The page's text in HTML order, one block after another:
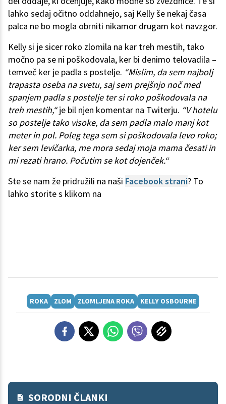
lahko sedaj očitno oddahnejo, saj Kelly še nekaj časa
palca ne bo mogla obrniti nikamor drugam kot navzgor.
Kelly si je sicer roko zlomila na kar treh mestih, tako
močno pa se ni poškodovala, ker bi denimo telovadila –
temveč ker je padla s postelje. “Mislim, da sem najbolj
trapasta oseba na svetu, saj sem prejšnjo noč med
spanjem padla s postelje ter si roko poškodovala na
treh mestih,“je bil njen komentar na Twiterju. “V hotelu
so postelje tako visoke, da sem padla malo manj kot
meter in pol. Poleg tega sem si poškodovala levo roko;
ker sem levičarka, me mora sedaj moja mama česati in
mi rezati hrano. Počutim se kot dojenček.“
Ste se nam že pridružili na naši Facebook strani? To
lahko storite s klikom na
ROKA ZLOM ZLOMLJENA ROKA KELLY OSBOURNE
SORODNI ČLANKI